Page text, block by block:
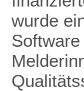
wurde